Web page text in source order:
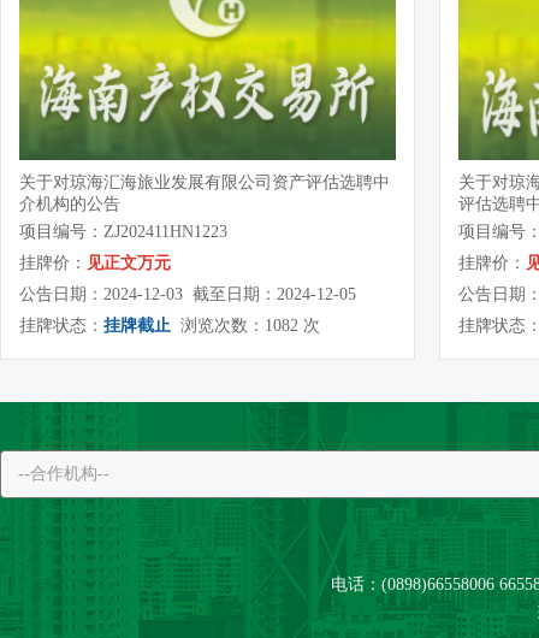
关于对琼海汇海旅业发展有限公司资产评估选聘中
介机构的公告
项目编号：ZJ202411HN1223
挂牌价： 见正文万元
公告日期：2024-12-03 截至日期：2024-12-05
挂牌状态： 挂牌截止 浏览次数：1082 次
关于对琼
评估选聘
项目编号
挂牌价：
公告日期
挂牌状态
电话：(0898)66558006